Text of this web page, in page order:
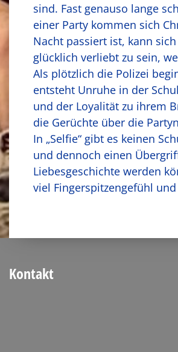
sind. Fast genauso lange
einer Party kommen sich
Nacht passiert ist, kann
glücklich verliebt zu sein,
Als plötzlich die Polizei
entsteht Unruhe in der
und der Loyalität zu ihrem
die Gerüchte über die
In „Selfie“ gibt es keinen
und dennoch einen
Liebesgeschichte werden
viel Fingerspitzengefühl
Kontakt